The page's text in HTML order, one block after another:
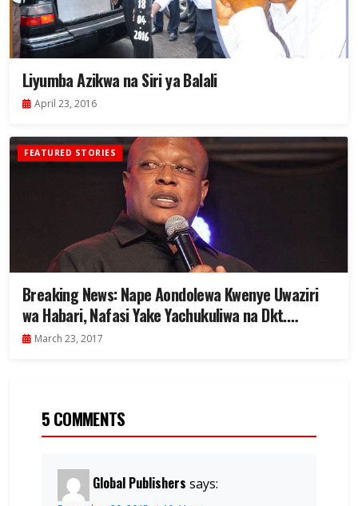
Liyumba Azikwa na Siri ya Balali
April 23, 2016
FEATURED STORIES
Breaking News: Nape Aondolewa Kwenye Uwaziri
wa Habari, Nafasi Yake Yachukuliwa na Dkt.
Mwakyembe
March 23, 2017
5 COMMENTS
Global Publishers says: